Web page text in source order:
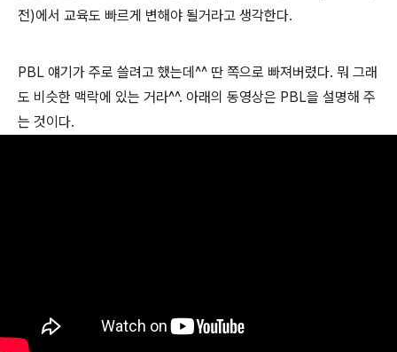
전)에서 교육도 빠르게 변해야 될거라고 생각한다.
PBL 얘기가 주로 쓸려고 했는데^^ 딴 쪽으로 빠져버렸다. 뭐 그래
도 비슷한 맥락에 있는 거라^^. 아래의 동영상은 PBL을 설명해 주
는 것이다.